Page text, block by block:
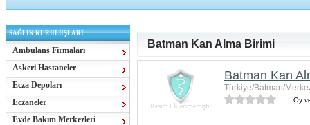
SAĞLIK KURULUŞLARI
Ambulans Firmaları
Askeri Hastaneler
Ecza Depoları
Eczaneler
Evde Bakım Merkezleri
Batman Kan Alma Birimi
Batman Kan
Türkiye/Batman/
Oy